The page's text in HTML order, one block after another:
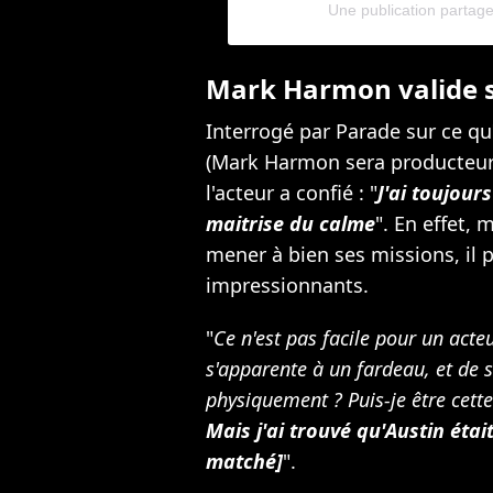
Une publication
Mark Harmon valide
Interrogé par Parade sur ce
(Mark Harmon sera
l'acteur a confié : "J'ai
maitrise du calme". En effet,
mener à bien ses missions, il
impressionnants.
"Ce n'est pas facile pour un
s'apparente à un fardeau, et de
physiquement ? Puis-je être
Mais j'ai trouvé qu'Austin
matché]".